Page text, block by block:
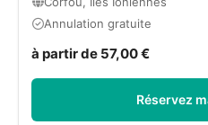
Annulation gratuite
à partir de 57,00 €
Réservez